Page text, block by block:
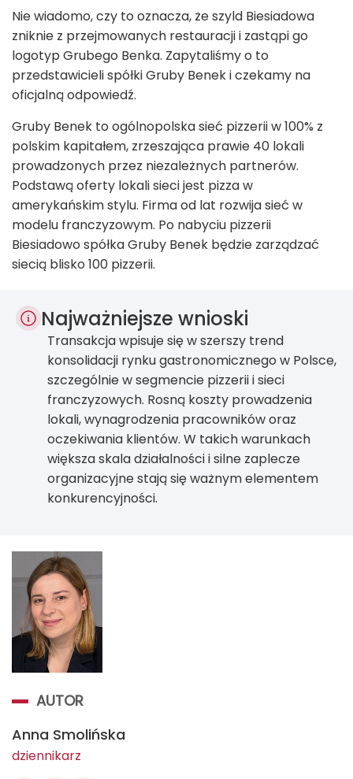
Nie wiadomo, czy to oznacza, że szyld Biesiadowa
zniknie z przejmowanych restauracji i zastąpi go
logotyp Grubego Benka. Zapytaliśmy o to
przedstawicieli spółki Gruby Benek i czekamy na
oficjalną odpowiedź.
Gruby Benek to ogólnopolska sieć pizzerii w 100% z
polskim kapitałem, zrzeszająca prawie 40 lokali
prowadzonych przez niezależnych partnerów.
Podstawą oferty lokali sieci jest pizza w
amerykańskim stylu. Firma od lat rozwija sieć w
modelu franczyzowym. Po nabyciu pizzerii
Biesiadowo spółka Gruby Benek będzie zarządzać
siecią blisko 100 pizzerii.
Najważniejsze wnioski
Transakcja wpisuje się w szerszy trend
konsolidacji rynku gastronomicznego w Polsce,
szczególnie w segmencie pizzerii i sieci
franczyzowych. Rosną koszty prowadzenia
lokali, wynagrodzenia pracowników oraz
oczekiwania klientów. W takich warunkach
większa skala działalności i silne zaplecze
organizacyjne stają się ważnym elementem
konkurencyjności.
AUTOR
Anna Smolińska
dziennikarz